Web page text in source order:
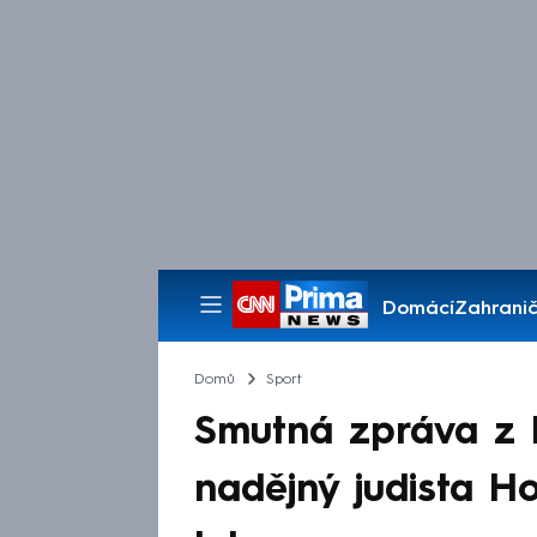
Domácí
Pořady
Domů Sport
Smutná zpráva z
nadějný judista